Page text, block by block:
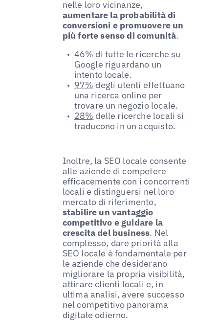
nelle loro vicinanze,
aumentare la probabilità di
conversioni e promuovere un
più forte senso di comunità.
46% di tutte le ricerche su
Google riguardano un
intento locale.
97% degli utenti effettuano
una ricerca online per
trovare un negozio locale.
28% delle ricerche locali si
traducono in un acquisto.
Inoltre, la SEO locale consente
alle aziende di competere
efficacemente con i concorrenti
locali e distinguersi nel loro
mercato di riferimento,
stabilire un vantaggio
competitivo e guidare la
crescita del business. Nel
complesso, dare priorità alla
SEO locale è fondamentale per
le aziende che desiderano
migliorare la propria visibilità,
attirare clienti locali e, in
ultima analisi, avere successo
nel competitivo panorama
digitale odierno.